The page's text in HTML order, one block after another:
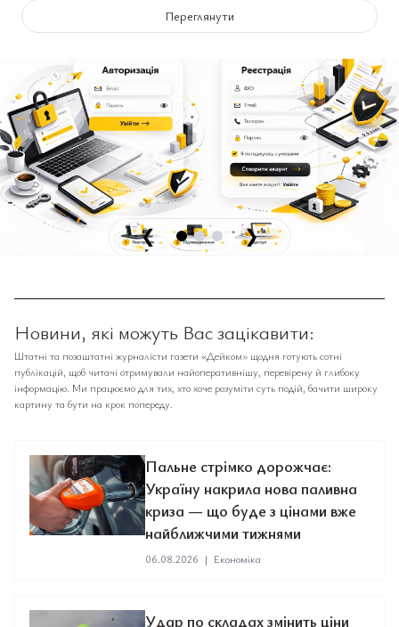
Переглянути
❮ ❯
Новини, які можуть Вас зацікавити:
Штатні та позаштатні журналісти газети «Дейком» щодня готують сотні
публікацій, щоб читачі отримували найоперативнішу, перевірену й глибоку
інформацію. Ми працюємо для тих, хто хоче розуміти суть подій, бачити широку
картину та бути на крок попереду.
Пальне стрімко дорожчає:
Україну накрила нова паливна
криза — що буде з цінами вже
найближчими тижнями
06.08.2026 | Економіка
Удар по складах змінить ціни